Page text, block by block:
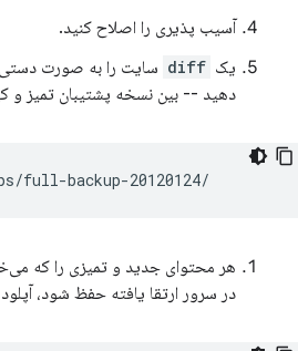
آسیب پذیری را اصلاح کنید.
یک diff سایت را به صورت دستی
دهید -- بین نسخه پشتیبان تمیز و
هر محتوای جدید و تمیزی را که
در سرور ارتقا یافته حفظ شود،